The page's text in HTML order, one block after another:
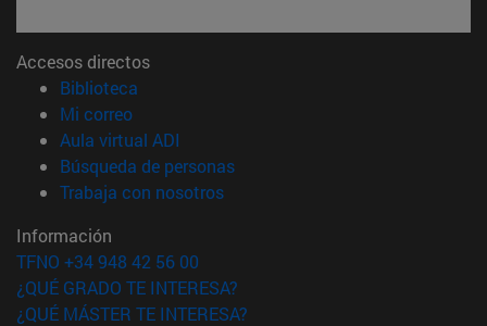
Accesos directos
Biblioteca
Mi correo(abre en nueva ventana)
Aula virtual ADI
Búsqueda de personas(abre en nueva ventana)
Trabaja con nosotros(abre en nueva ventana)
Información
TFNO +34 948 42 56 00
¿QUÉ GRADO TE INTERESA?
¿QUÉ MÁSTER TE INTERESA?